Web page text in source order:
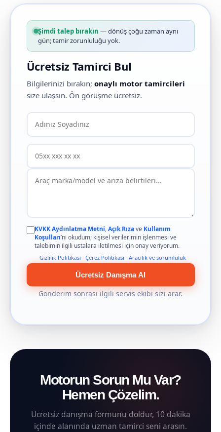
Şimdi talep bırakın — dönüş çoğu zaman aynı
gün; tamir zorunluluğu yok.
Ücretsiz Tamirci Bul
Bilgilerinizi bırakın; onaylı motor tamircileri
size ulaşsın. Ön görüşme ücretsiz.
KVKK Aydınlatma Metni,Açık Rızave Kullanım
Koşulları’nı okudum; kişisel verilerimin işlenmesi ve
talebimin ilgili ustalara iletilmesi için onay veriyorum.
Gizlilik Politikası · Çerez Politikası · Aracılık ve sorumluluk
Ücretsiz Danışma Al
Gönderim sonrası ilgili servis ekibi sizi arar.
Motorun Sorun Mu Var?
Hemen Çözelim.
Ücretsiz danışma formunu doldur, 10 dakika
içinde alanında uzman tamirci seni arasın.